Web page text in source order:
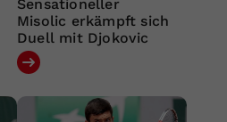
Sensationeller
Misolic erkämpft sich
Duell mit Djokovic